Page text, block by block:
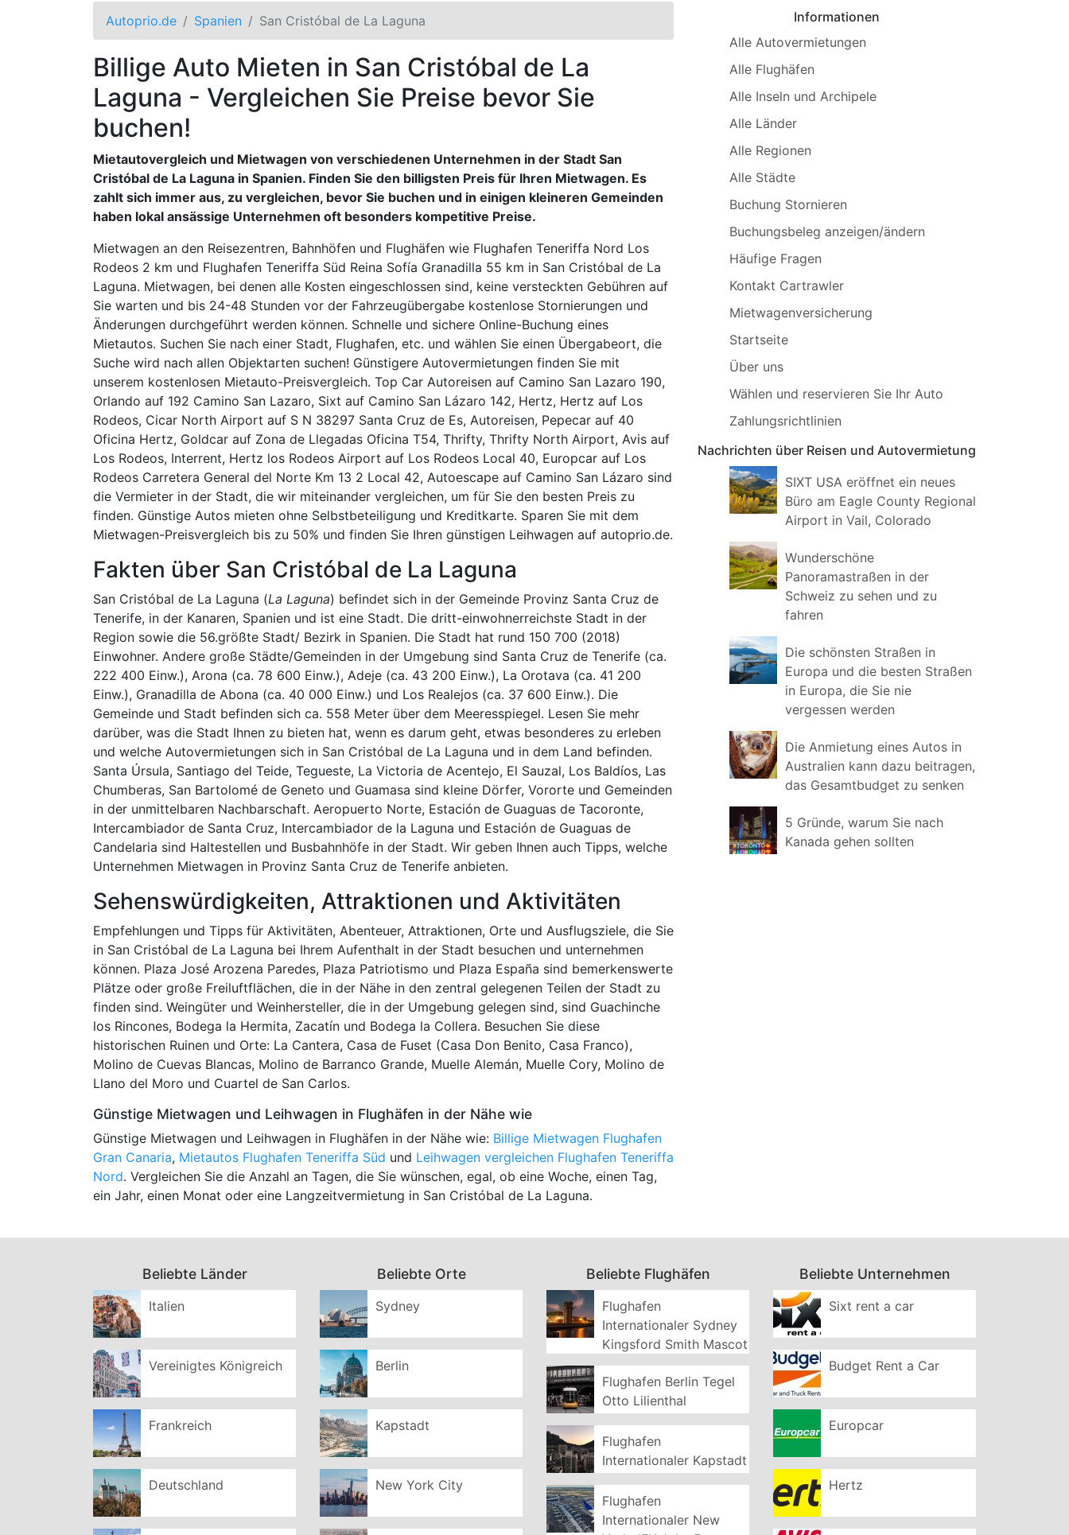
Autoprio.de Spanien San Cristóbal de La Laguna
Billige Auto Mieten in San Cristóbal de La
Laguna - Vergleichen Sie Preise bevor Sie
buchen!
Mietautovergleich und Mietwagen von verschiedenen Unternehmen in der Stadt San
Cristóbal de La Laguna in Spanien. Finden Sie den billigsten Preis für Ihren Mietwagen. Es
zahlt sich immer aus, zu vergleichen, bevor Sie buchen und in einigen kleineren Gemeinden
haben lokal ansässige Unternehmen oft besonders kompetitive Preise.
Mietwagen an den Reisezentren, Bahnhöfen und Flughäfen wie Flughafen Teneriffa Nord Los
Rodeos 2 km und Flughafen Teneriffa Süd Reina Sofía Granadilla 55 km in San Cristóbal de La
Laguna. Mietwagen, bei denen alle Kosten eingeschlossen sind, keine versteckten Gebühren auf
Sie warten und bis 24-48 Stunden vor der Fahrzeugübergabe kostenlose Stornierungen und
Änderungen durchgeführt werden können. Schnelle und sichere Online-Buchung eines
Mietautos. Suchen Sie nach einer Stadt, Flughafen, etc. und wählen Sie einen Übergabeort, die
Suche wird nach allen Objektarten suchen! Günstigere Autovermietungen finden Sie mit
unserem kostenlosen Mietauto-Preisvergleich. Top Car Autoreisen auf Camino San Lazaro 190,
Orlando auf 192 Camino San Lazaro, Sixt auf Camino San Lázaro 142, Hertz, Hertz auf Los
Rodeos, Cicar North Airport auf S N 38297 Santa Cruz de Es, Autoreisen, Pepecar auf 40
Oficina Hertz, Goldcar auf Zona de Llegadas Oficina T54, Thrifty, Thrifty North Airport, Avis auf
Los Rodeos, Interrent, Hertz los Rodeos Airport auf Los Rodeos Local 40, Europcar auf Los
Rodeos Carretera General del Norte Km 13 2 Local 42, Autoescape auf Camino San Lázaro sind
die Vermieter in der Stadt, die wir miteinander vergleichen, um für Sie den besten Preis zu
finden. Günstige Autos mieten ohne Selbstbeteiligung und Kreditkarte. Sparen Sie mit dem
Mietwagen-Preisvergleich bis zu 50% und finden Sie Ihren günstigen Leihwagen auf autoprio.de.
Fakten über San Cristóbal de La Laguna
San Cristóbal de La Laguna (La Laguna) befindet sich in der Gemeinde Provinz Santa Cruz de
Tenerife, in der Kanaren, Spanien und ist eine Stadt. Die dritt-einwohnerreichste Stadt in der
Region sowie die 56.größte Stadt/ Bezirk in Spanien. Die Stadt hat rund 150 700 (2018)
Einwohner. Andere große Städte/Gemeinden in der Umgebung sind Santa Cruz de Tenerife (ca.
222 400 Einw.), Arona (ca. 78 600 Einw.), Adeje (ca. 43 200 Einw.), La Orotava (ca. 41 200
Einw.), Granadilla de Abona (ca. 40 000 Einw.) und Los Realejos (ca. 37 600 Einw.). Die
Gemeinde und Stadt befinden sich ca. 558 Meter über dem Meeresspiegel. Lesen Sie mehr
darüber, was die Stadt Ihnen zu bieten hat, wenn es darum geht, etwas besonderes zu erleben
und welche Autovermietungen sich in San Cristóbal de La Laguna und in dem Land befinden.
Santa Úrsula, Santiago del Teide, Tegueste, La Victoria de Acentejo, El Sauzal, Los Baldíos, Las
Chumberas, San Bartolomé de Geneto und Guamasa sind kleine Dörfer, Vororte und Gemeinden
in der unmittelbaren Nachbarschaft. Aeropuerto Norte, Estación de Guaguas de Tacoronte,
Intercambiador de Santa Cruz, Intercambiador de la Laguna und Estación de Guaguas de
Candelaria sind Haltestellen und Busbahnhöfe in der Stadt. Wir geben Ihnen auch Tipps, welche
Unternehmen Mietwagen in Provinz Santa Cruz de Tenerife anbieten.
Sehenswürdigkeiten, Attraktionen und Aktivitäten
Empfehlungen und Tipps für Aktivitäten, Abenteuer, Attraktionen, Orte und Ausflugsziele, die Sie
in San Cristóbal de La Laguna bei Ihrem Aufenthalt in der Stadt besuchen und unternehmen
können. Plaza José Arozena Paredes, Plaza Patriotismo und Plaza España sind bemerkenswerte
Plätze oder große Freiluftflächen, die in der Nähe in den zentral gelegenen Teilen der Stadt zu
finden sind. Weingüter und Weinhersteller, die in der Umgebung gelegen sind, sind Guachinche
los Rincones, Bodega la Hermita, Zacatín und Bodega la Collera. Besuchen Sie diese
historischen Ruinen und Orte: La Cantera, Casa de Fuset (Casa Don Benito, Casa Franco),
Molino de Cuevas Blancas, Molino de Barranco Grande, Muelle Alemán, Muelle Cory, Molino de
Llano del Moro und Cuartel de San Carlos.
Günstige Mietwagen und Leihwagen in Flughäfen in der Nähe wie
Günstige Mietwagen und Leihwagen in Flughäfen in der Nähe wie: Billige Mietwagen Flughafen
Gran Canaria, Mietautos Flughafen Teneriffa Süd und Leihwagen vergleichen Flughafen Teneriffa
Nord. Vergleichen Sie die Anzahl an Tagen, die Sie wünschen, egal, ob eine Woche, einen Tag,
ein Jahr, einen Monat oder eine Langzeitvermietung in San Cristóbal de La Laguna.
Informationen
Alle Autovermietungen
Alle Flughäfen
Alle Inseln und Archipele
Alle Länder
Alle Regionen
Alle Städte
Buchung Stornieren
Buchungsbeleg anzeigen/ändern
Häufige Fragen
Kontakt Cartrawler
Mietwagenversicherung
Startseite
Über uns
Wählen und reservieren Sie Ihr Auto
Zahlungsrichtlinien
Nachrichten über Reisen und Autovermietung
SIXT USA eröffnet ein neues
Büro am Eagle County Regional
Airport in Vail, Colorado
Wunderschöne
Panoramastraßen in der
Schweiz zu sehen und zu
fahren
Die schönsten Straßen in
Europa und die besten Straßen
in Europa, die Sie nie
vergessen werden
Die Anmietung eines Autos in
Australien kann dazu beitragen,
das Gesamtbudget zu senken
5 Gründe, warum Sie nach
Kanada gehen sollten
Beliebte Länder
Italien
Vereinigtes Königreich
Frankreich
Deutschland
Beliebte Orte
Sydney
Berlin
Kapstadt
New York City
Beliebte Flughäfen
Flughafen
Internationaler Sydney
Kingsford Smith Mascot
Flughafen Berlin Tegel
Otto Lilienthal
Flughafen
Internationaler Kapstadt
Flughafen
Internationaler New
Beliebte Unternehmen
Sixt rent a car
Budget Rent a Car
Europcar
Hertz